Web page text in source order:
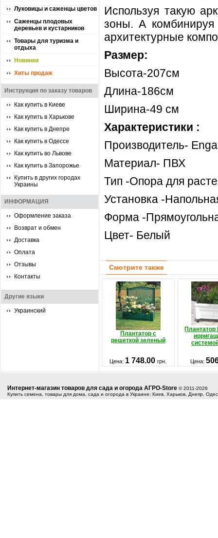
Луковицы и саженцы цветов
Саженцы плодовых
деревьев и кустарников
Товары для туризма и
отдыха
Новинки
Хиты продаж
Инструкция по заказу товаров
Как купить в Киеве
Как купить в Харькове
Как купить в Днепре
Как купить в Одессе
Как купить во Львове
Как купить в Запорожье
Купить в других городах
Украины
ИНФОРМАЦИЯ
Оформление заказа
Возврат и обмен
Доставка
Оплата
Отзывы
Контакты
Другие языки
Украинский
Используя такую
зоны. А
архитектурные
Размер:
Высота-207см
Длина-186см
Ширина-49 см
Характеристики :
Производитель-
Материал- ПВХ
Тип -Опора для
Установка -
Форма -
Цвет- Белый
Смотрите также
Плантатор с
решеткой зеленый
Плантатор
Цена: 1 748.00грн. Цена:
Интернет-магазин товаров для сада и огорода АГРО-Store © 2011-2026
Купить семена, товары для дома, сада и огорода в Украине: Киев, Харьков, Днепр,